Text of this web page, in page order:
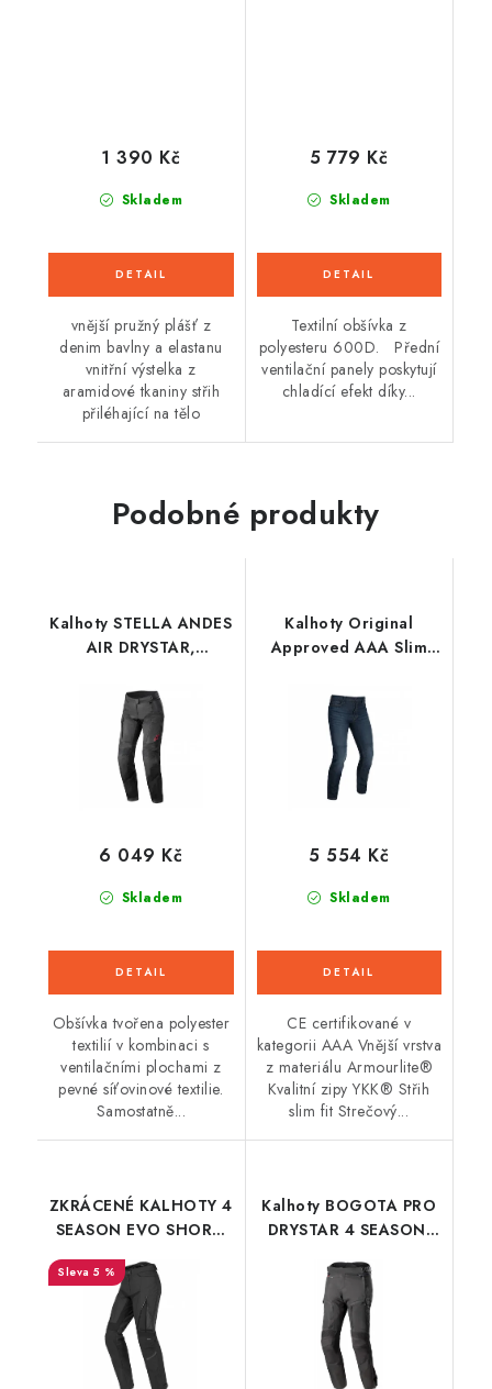
Skladem
1 390 Kč
vnější pružný plášť z
denim bavlny a elastanu
vnitřní výstelka z
aramidové tkaniny střih
přiléhající na tělo
Skladem
5 779 Kč
Textilní obšívka z
polyesteru 600D. Přední
ventilační panely poskytují
chladící efekt díky...
Podobné produkty
Kalhoty STELLA ANDES
AIR DRYSTAR,
(černá) 2026
Skladem
6 049 Kč
Obšívka tvořena polyester
textilií v kombinaci s
ventilačními plochami z
pevné síťovinové textilie.
Samostatně...
Kalhoty Original
Approved AAA Slim
(sepraná modrá)
Skladem
5 554 Kč
CE certifikované v
kategorii AAA Vnější vrstva
z materiálu Armourlite®
Kvalitní zipy YKK® Střih
slim fit Strečový...
ZKRÁCENÉ KALHOTY 4
SEASON EVO SHORT,
5 %
Kalhoty BOGOTA PRO
DRYSTAR 4 SEASON,
celosezonní
provedení) 2026